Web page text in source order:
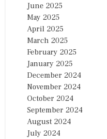
June 2025
May 2025
April 2025
March 2025
February 2025
January 2025
December 2024
November 2024
October 2024
September 2024
August 2024
July 2024